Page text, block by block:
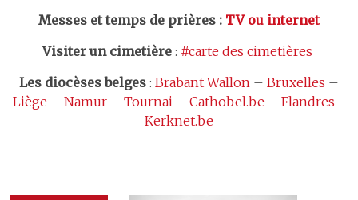
Messes et temps de prières: TV ou internet
Visiter un cimetière: #carte des cimetières
Les diocèses belges: Brabant Wallon– Bruxelles –
Liège – Namur– Tournai– Cathobel.be – Flandres –
Kerknet.be